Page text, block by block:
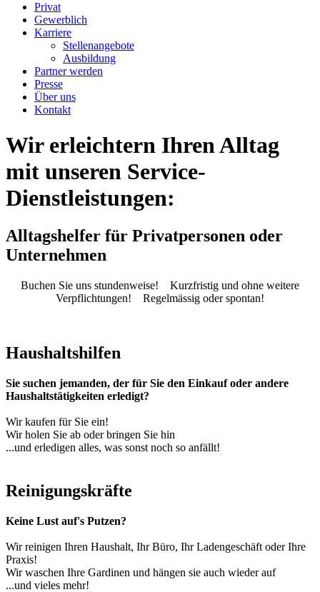
Privat
Gewerblich
Karriere
Stellenangebote
Ausbildung
Partner werden
Presse
Über uns
Kontakt
Wir erleichtern Ihren Alltag
mit unseren Service-
Dienstleistungen:
Alltagshelfer für Privatpersonen oder
Unternehmen
Buchen Sie uns stundenweise!
Kurzfristig und ohne weitere
Verpflichtungen!
Regelmässig oder spontan!
Haushaltshilfen
Sie suchen jemanden, der für Sie den Einkauf oder andere
Haushaltstätigkeiten erledigt?
Wir kaufen für Sie ein!
Wir holen Sie ab oder bringen Sie hin
...und erledigen alles, was sonst noch so anfällt!
Reinigungskräfte
Keine Lust auf's Putzen?
Wir reinigen Ihren Haushalt, Ihr Büro, Ihr Ladengeschäft oder Ihre
Praxis!
Wir waschen Ihre Gardinen und hängen sie auch wieder auf
...und vieles mehr!